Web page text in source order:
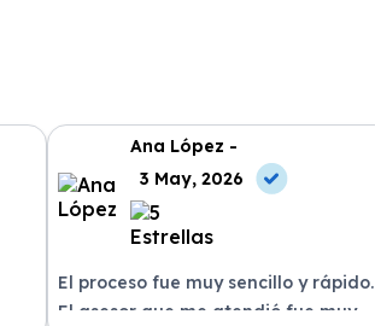
Ana López -
3 May, 2026
El proceso fue muy sencillo y rápido.
El asesor que me atendió fue muy